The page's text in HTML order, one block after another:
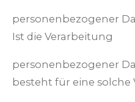
personenbezogener
Ist die Verarbeitung
personenbezogener
besteht für eine solche